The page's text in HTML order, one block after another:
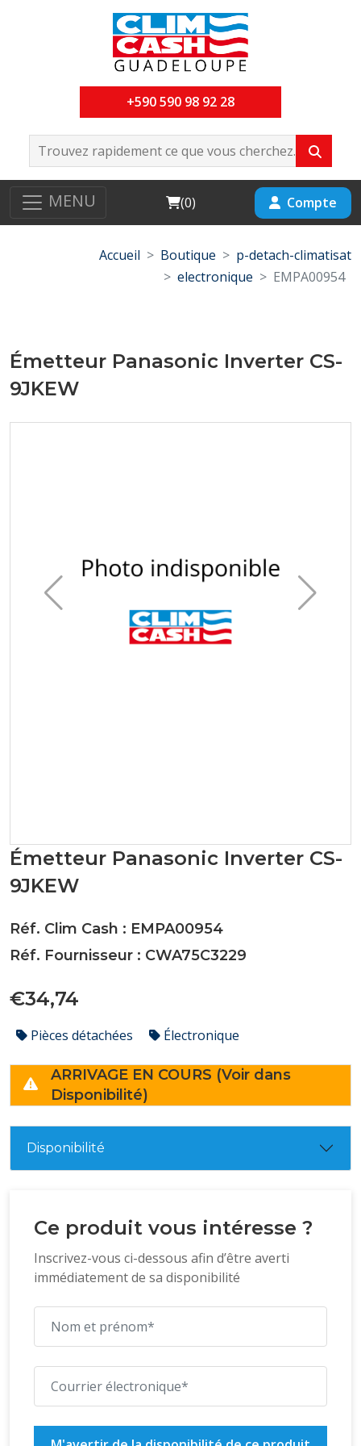
+590 590 98 92 28
MENU Cart
(0) Compte
Accueil Boutique
p-detach-climatisat
electronique
EMPA00954
Émetteur Panasonic Inverter CS-
9JKEW
Émetteur Panasonic Inverter CS-
9JKEW
Réf. Clim Cash : EMPA00954
Réf. Fournisseur : CWA75C3229
€34,74
Pièces détachées Électronique
ARRIVAGE EN COURS (Voir dans
Disponibilité)
Disponibilité
Ce produit vous intéresse ?
Inscrivez-vous ci-dessous afin d’être averti
immédiatement de sa disponibilité